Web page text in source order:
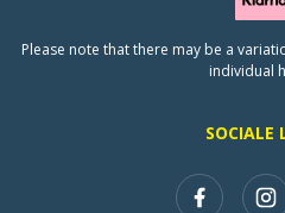
SOCIALE
Please note that there may be a
individual